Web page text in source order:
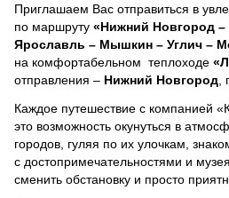
Приглашаем Вас отправиться в
по маршруту «Нижний Новгород –
Ярославль – Мышкин – Углич –
на комфортабельном теплоходе
отправления – Нижний Новгород
Каждое путешествие с компанией
это возможность окунуться в
городов, гуляя по их улочкам,
с достопримечательностями и
сменить обстановку и просто